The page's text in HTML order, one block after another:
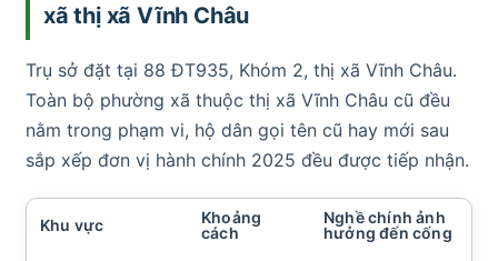
xã thị xã Vĩnh Châu
Trụ sở đặt tại 88 ĐT935, Khóm 2, thị xã Vĩnh Châu.
Toàn bộ phường xã thuộc thị xã Vĩnh Châu cũ đều
nằm trong phạm vi, hộ dân gọi tên cũ hay mới sau
sắp xếp đơn vị hành chính 2025 đều được tiếp nhận.
Khu vực
Khoảng
cách
Nghề chính ảnh
hưởng đến cống